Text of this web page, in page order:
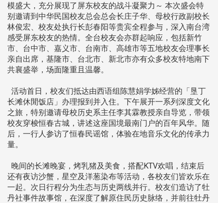
模盛大，充分展现了屏东校友的战斗凝聚力～ 本次盛会特
别邀请到中华民国校友总会总会长庄子华、母校行政副校长
林俊宏、校友处执行长彭春阳等贵宾全程参与，深入南台湾
感受屏东校友的热情。全台校友会亦群起响应，包括新竹
市、台中市、嘉义市、台南市、高雄市等五地校友会理事长
亲自出席，基隆市、台北市、新北市亦有众多校友特地南下
共襄盛举，场面隆重且温馨。
活动首日，校友们抵达由西语组陈慧娟学姊经营的「垦丁
长滩休閒饭店」办理报到并入住。下午展开一系列深度文化
之旅，特别邀请母校历史系主任李其霖教授亲自导览，带领
校友穿梭恒春古城，讲述这座国境最南门户的百年风华。随
后，一行人参访了恒春民谣馆，体验在地音乐文化的传承力
量。
晚间的长滩晚宴，烤乳猪及美食，搭配KTV欢唱，结束后
还有夜访沙蟹，星空及洋葱染布等活动，各校友们皆欢乐在
一起。次日行程分为生态与历史两线并行。校友们造访了牡
丹社事件故事馆，在深度了解原住民历史脉络，并前往牡丹